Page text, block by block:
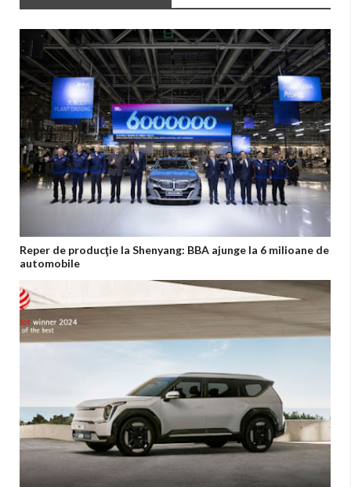
Reper de producţie la Shenyang: BBA ajunge la 6 milioane de
automobile